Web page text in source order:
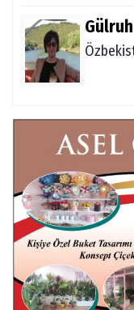
Gülruh
Fatma
Kanada
Mert
Atalay